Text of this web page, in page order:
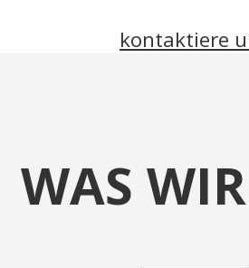
kontaktiere
WAS